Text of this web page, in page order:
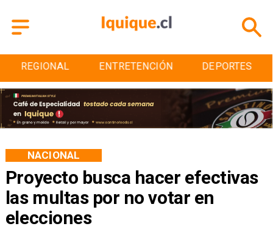
REGIONAL ENTRETENCIÓN DEPORTES
Proyecto busca hacer efectivas
las multas por no votar en
elecciones
NACIONAL